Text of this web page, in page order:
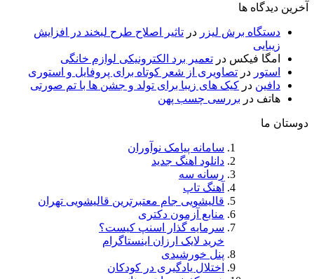
آخرین دیدگاه ها
دستگاه برش لیزر در تاثیر اصلاح طرح لبخند در افزایش
زیبایی
امگا فیکس در تعمیر برد الکترونیکی لوازم خانگی
استور در تصاویری از شعر کوتاه برای پروفایل و استوری
دافین در کیک های زیبا برای تولد و جشن ها با تم صورتی
هاتف در بررسی چسب پهن
دوستان ما
سامانه پیامک نوآوران
دانلود اهنگ جدید
رسانه سه
آهنگ تاپ
قالیشویی جام معتبرترین قالیشویی تهران
منابع آزمون دکتری
سرمایه گذار اسنپ کیست؟
خرید لایک ارزان اینستاگرام
پنل خورشیدی
اختلال یادگیری در کودکان